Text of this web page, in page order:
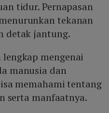
tidur. Pernapasan
tekanan
detak jantung.
mengenai
manusia dan
memahami tentang
serta manfaatnya.